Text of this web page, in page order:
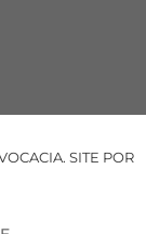
SITE POR